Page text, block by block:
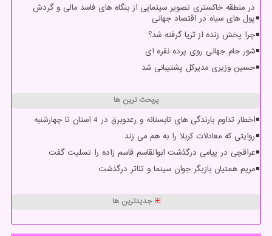
در منطقه خاکستری تصویر سینمایی از بنگاه های فاسد مالی و گردش
پول های سیاه در اقتصاد جهانی
چرا پخش زنده از ثریا گرفته شد؟
شور جام جهانی روی پرده نقره ای
حسین وزیری مدیرکل پشتیبانی شد
پربحث ترین ها
اخطار تداوم بارندگی های تابستانه و رعدوبرق در 4 استان تا چهارشنبه
روایتی که معادلات کربلا را به هم می زند
عراقچی در پیامی درگذشت ابوالقاسم قاسم زاده را تسلیت گفت
مریم همتیان بازیگر جوان سینما و تئاتر درگذشت
جدیدترین ها